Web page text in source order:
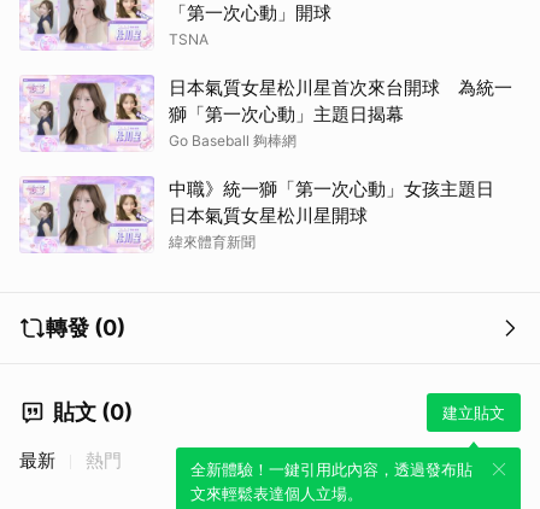
「第一次心動」開球
TSNA
日本氣質女星松川星首次來台開球 為統一
獅「第一次心動」主題日揭幕
Go Baseball 夠棒網
中職》統一獅「第一次心動」女孩主題日
日本氣質女星松川星開球
緯來體育新聞
轉發 (0)
貼文 (0) 建立貼文
全新體驗！一鍵引用此內容，透過發布貼
文來輕鬆表達個人立場。
最新 熱門